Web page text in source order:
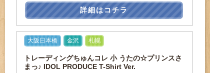
詳細はコチラ
大阪日本橋 金沢 札幌
トレーディングちゅんコレ 小 うたの☆プリンスさ
まっ♪ IDOL PRODUCE T-Shirt Ver.